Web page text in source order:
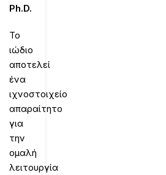
Ph.D.
Το
ιώδιο
αποτελεί
ένα
ιχνοστοιχείο
απαραίτητο
για
την
ομαλή
λειτουργία